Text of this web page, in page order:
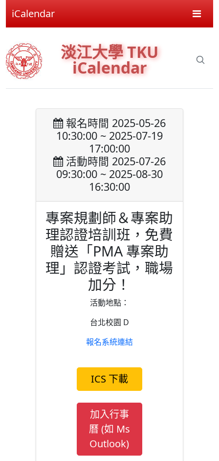
iCalendar
淡江大學 TKU
iCalendar
報名時間 2025-05-26
10:30:00 ~ 2025-07-19
17:00:00
活動時間 2025-07-26
09:30:00 ~ 2025-08-30
16:30:00
專案規劃師＆專案助
理認證培訓班，免費
贈送「PMA 專案助
理」認證考試，職場
加分！
活動地點：
台北校園 D
報名系統連結
ICS 下載
加入行事
曆 (如 Ms
Outlook)